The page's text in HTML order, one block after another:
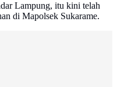
Lampung, itu kini telah
di Mapolsek Sukarame.